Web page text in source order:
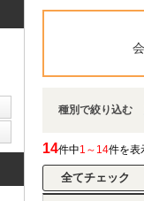
種別で絞り込む
14件中1～14件を表